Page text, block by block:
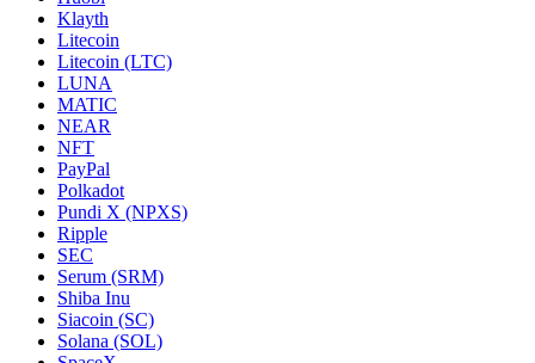
Klayth
Litecoin
Litecoin (LTC)
LUNA
MATIC
NEAR
NFT
PayPal
Polkadot
Pundi X (NPXS)
Ripple
SEC
Serum (SRM)
Shiba Inu
Siacoin (SC)
Solana (SOL)